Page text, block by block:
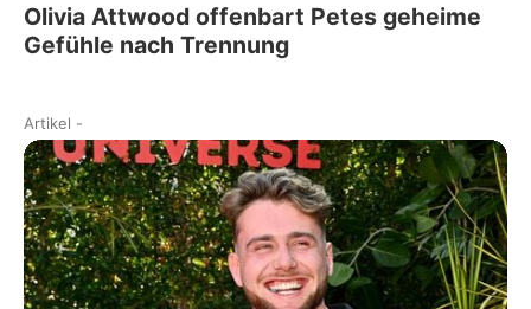
Olivia Attwood offenbart Petes geheime
Gefühle nach Trennung
Artikel -